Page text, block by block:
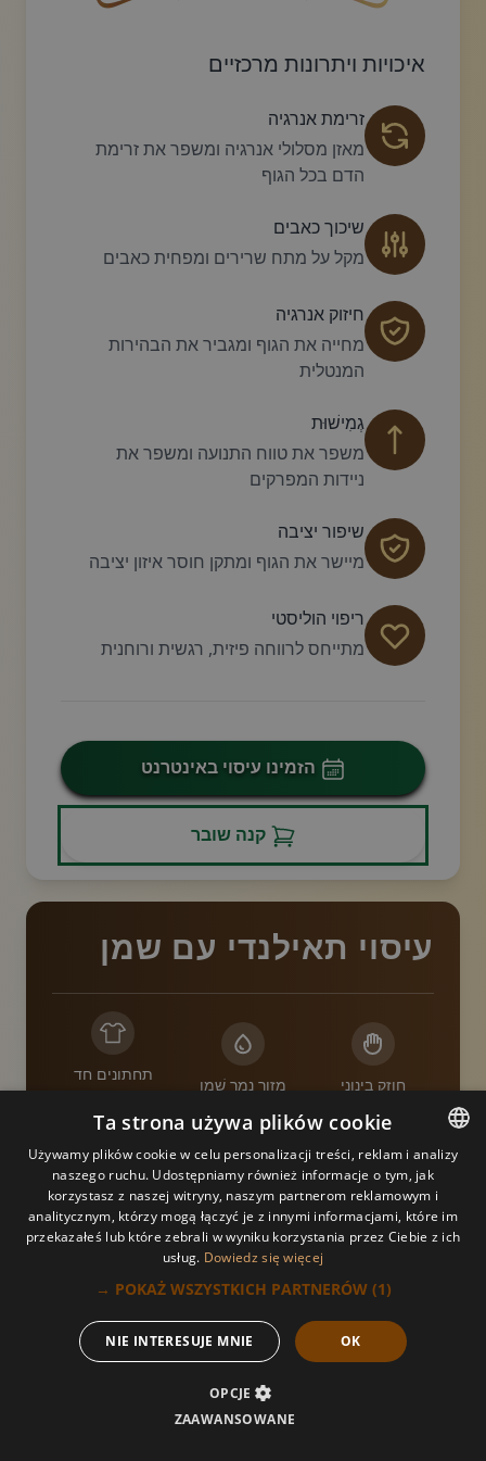
איכויות ויתרונות מרכזיים
זרימת אנרגיה
מאזן מסלולי אנרגיה ומשפר את זרימת
הדם בכל הגוף
שיכוך כאבים
מקל על מתח שרירים ומפחית כאבים
חיזוק אנרגיה
מחייה את הגוף ומגביר את הבהירות
המנטלית
גְמִישׁוּת
משפר את טווח התנועה ומשפר את
ניידות המפרקים
שיפור יציבה
מיישר את הגוף ומתקן חוסר איזון יציבה
ריפוי הוליסטי
מתייחס לרווחה פיזית, רגשית ורוחנית
הזמינו עיסוי באינטרנט
קנה שובר
עיסוי תאילנדי עם שמן
חוזק בינוני מזור נמר שֶׁמֶן
תחתונים חד
משלב את התכונות המרגיעות של השמן עם טכניקות עיסוי
תאילנדי לחוויה מרגיעה יותר. השמן מסייע בתנועות החלקה
על הגוף, מעניק אפקט מרגיע וטיפולי, מקל על מתח שרירים
ומשפר את הלחות העור והחלקות.
להזמין
POLISH
POLISH
GERMAN
FRENCH
Ta strona używa plików cookie
Używamy plików cookie w celu personalizacji treści, reklam i analizy
naszego ruchu. Udostępniamy również informacje o tym, jak
korzystasz z naszej witryny, naszym partnerom reklamowym i
analitycznym, którzy mogą łączyć je z innymi informacjami, które im
przekazałeś lub które zebrali w wyniku korzystania przez Ciebie z ich
usług. Dowiedz się więcej
POKAŻ WSZYSTKICH PARTNERÓW (1) →
OK
NIE INTERESUJE MNIE
OPCJE
ZAAWANSOWANE